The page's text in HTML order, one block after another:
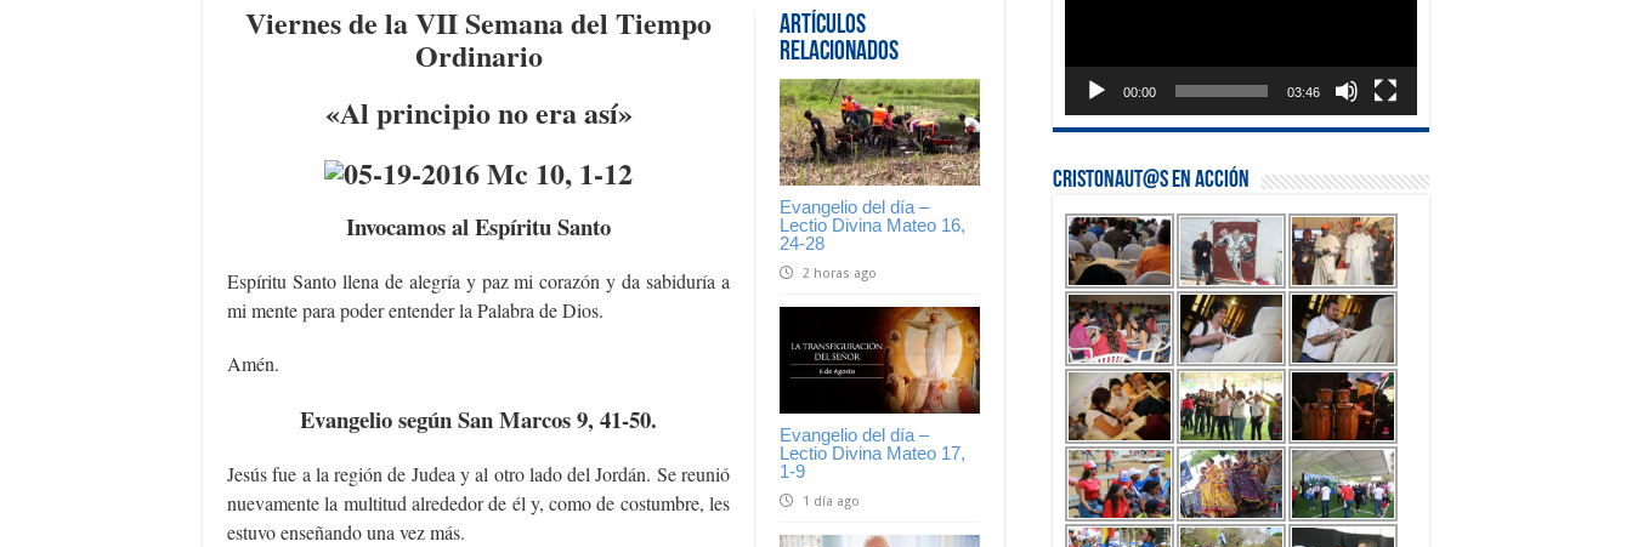
Artículos
Relacionados
Evangelio del día –
Lectio Divina Mateo 16,
24-28
2 horas ago
Evangelio del día –
Lectio Divina Mateo 17,
1-9
1 día ago
Viernes de la VII Semana del Tiempo
Ordinario
«Al principio no era así»
Invocamos al Espíritu Santo
Espíritu Santo llena de alegría y paz mi corazón y da sabiduría a
mi mente para poder entender la Palabra de Dios.
Amén.
Evangelio según San Marcos 9, 41-50.
Jesús fue a la región de Judea y al otro lado del Jordán. Se reunió
nuevamente la multitud alrededor de él y, como de costumbre, les
estuvo enseñando una vez más.
00:00 03:46
Cristonaut@s en Acción